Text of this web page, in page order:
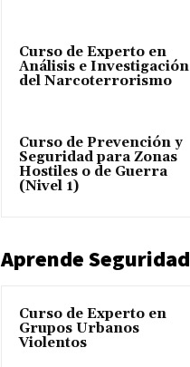
Curso de Experto en
Análisis e Investigación
del Narcoterrorismo
Curso de Prevención y
Seguridad para Zonas
Hostiles o de Guerra
(Nivel 1)
Aprende Seguridad
Curso de Experto en
Grupos Urbanos
Violentos